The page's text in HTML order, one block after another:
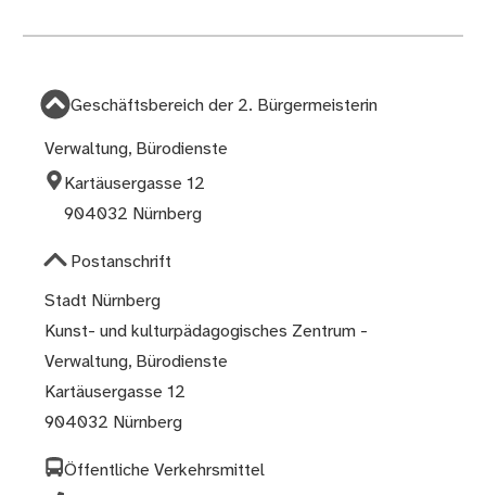
Geschäftsbereich der 2. Bürgermeisterin
Verwaltung, Bürodienste
Kartäusergasse 12
904032 Nürnberg
Postanschrift
Stadt Nürnberg
Kunst- und kulturpädagogisches Zentrum -
Verwaltung, Bürodienste
Kartäusergasse 12
904032 Nürnberg
Öffentliche Verkehrsmittel